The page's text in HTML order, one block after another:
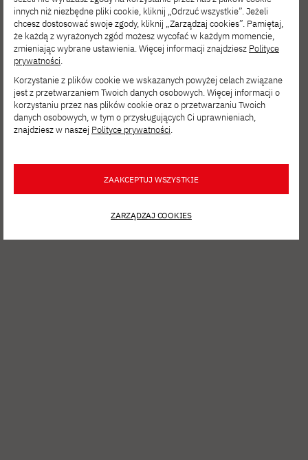
innych niż niezbędne pliki cookie, kliknij „Odrzuć wszystkie”. Jeżeli
chcesz dostosować swoje zgody, kliknij „Zarządzaj cookies”. Pamiętaj,
że każdą z wyrażonych zgód możesz wycofać w każdym momencie,
zmieniając wybrane ustawienia. Więcej informacji znajdziesz Polityce
prywatności.
Korzystanie z plików cookie we wskazanych powyżej celach związane
jest z przetwarzaniem Twoich danych osobowych. Więcej informacji o
korzystaniu przez nas plików cookie oraz o przetwarzaniu Twoich
danych osobowych, w tym o przysługujących Ci uprawnieniach,
znajdziesz w naszej Polityce prywatności.
ZAAKCEPTUJ WSZYSTKIE
ZARZĄDZAJ COOKIES